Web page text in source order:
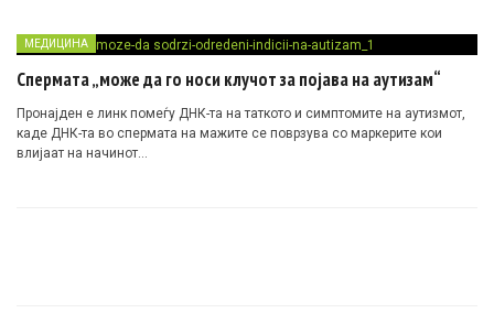
МЕДИЦИНА
Спермата „може да го носи клучот за појава на аутизам“
Пронајден е линк помеѓу ДНК-та на таткото и симптомите на аутизмот,
каде ДНК-та во спермата на мажите се поврзува со маркерите кои
влијаат на начинот…